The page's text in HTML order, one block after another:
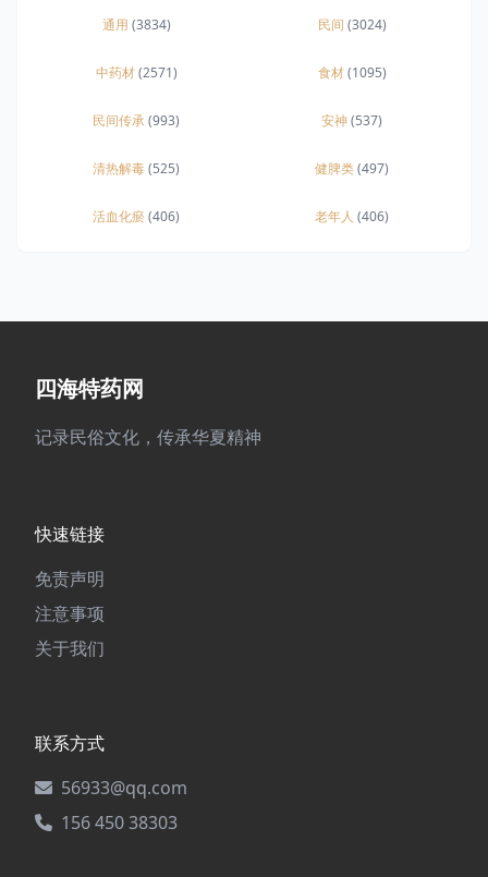
通用 (3834) 民间 (3024)
中药材(2571) 食材(1095)
民间传承(993) 安神(537)
清热解毒(525) 健脾类(497)
活血化瘀(406) 老年人 (406)
四海特药网
记录民俗文化，传承华夏精神
快速链接
免责声明
注意事项
关于我们
联系方式
56933@qq.com
156 450 38303